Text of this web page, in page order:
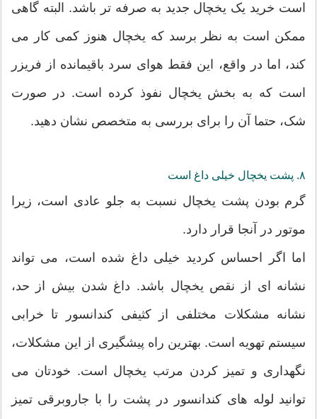
است خرید یک یخچال جدید به صرفه تر باشد. البته گاهی
ممکن است به نظر برسد که یخچال هنوز کمی کار می
کند، اما در واقع، این فقط هوای سرد باقیمانده از فریزر
است که به بخش یخچال نفوذ کرده است. در صورت
شک، حتما آن را برای بررسی به متخصص نشان دهید.
۸. پشت یخچال خیلی داغ است
گرم بودن پشت یخچال نسبت به جلو عادی است، زیرا
موتور در آنجا قرار دارد.
اما اگر احساس کردید خیلی داغ شده است، می تواند
نشانه ای از نقص یخچال باشد. داغ شدن بیش از حد،
نشانه مشکلات مختلفی از کثیفی کندانسور تا خرابی
سیستم تهویه است. بهترین راه پیشگیری از این مشکلات،
نگهداری و تمیز کردن مرتب یخچال است. خودتان می
توانید لوله های کندانسور در پشت را با جاروبرقی تمیز